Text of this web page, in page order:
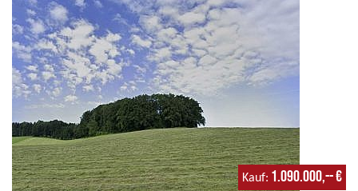
Kauf 1.090.000,-- €